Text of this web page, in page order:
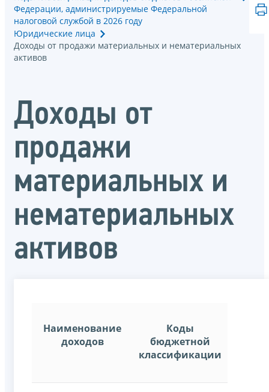
Федерации, администрируемые Федеральной
налоговой службой в 2026 году
Юридические лица
Доходы от продажи материальных и нематериальных
активов
Доходы от
продажи
материальных и
нематериальных
активов
Наименование
доходов
Коды
бюджетной
классификации